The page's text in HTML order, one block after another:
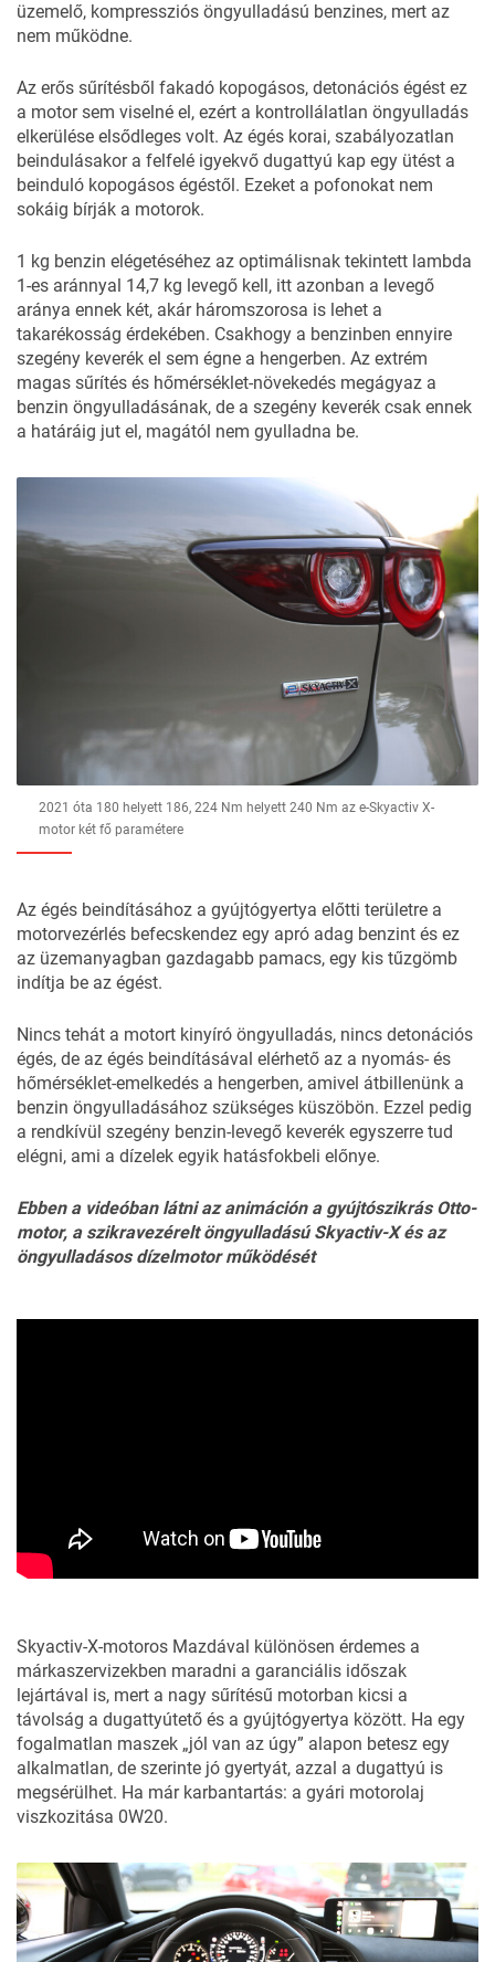
üzemelő, kompressziós öngyulladású benzines, mert az
nem működne.
Az erős sűrítésből fakadó kopogásos, detonációs égést ez
a motor sem viselné el, ezért a kontrollálatlan öngyulladás
elkerülése elsődleges volt. Az égés korai, szabályozatlan
beindulásakor a felfelé igyekvő dugattyú kap egy ütést a
beinduló kopogásos égéstől. Ezeket a pofonokat nem
sokáig bírják a motorok.
1 kg benzin elégetéséhez az optimálisnak tekintett lambda
1-es aránnyal 14,7 kg levegő kell, itt azonban a levegő
aránya ennek két, akár háromszorosa is lehet a
takarékosság érdekében. Csakhogy a benzinben ennyire
szegény keverék el sem égne a hengerben. Az extrém
magas sűrítés és hőmérséklet-növekedés megágyaz a
benzin öngyulladásának, de a szegény keverék csak ennek
a határáig jut el, magától nem gyulladna be.
2021 óta 180 helyett 186, 224 Nm helyett 240 Nm az e-Skyactiv X-
motor két fő paramétere
Az égés beindításához a gyújtógyertya előtti területre a
motorvezérlés befecskendez egy apró adag benzint és ez
az üzemanyagban gazdagabb pamacs, egy kis tűzgömb
indítja be az égést.
Nincs tehát a motort kinyíró öngyulladás, nincs detonációs
égés, de az égés beindításával elérhető az a nyomás- és
hőmérséklet-emelkedés a hengerben, amivel átbillenünk a
benzin öngyulladásához szükséges küszöbön. Ezzel pedig
a rendkívül szegény benzin-levegő keverék egyszerre tud
elégni, ami a dízelek egyik hatásfokbeli előnye.
Ebben a videóban látni az animáción a gyújtószikrás Otto-
motor, a szikravezérelt öngyulladású Skyactiv-X és az
öngyulladásos dízelmotor működését
Skyactiv-X-motoros Mazdával különösen érdemes a
márkaszervizekben maradni a garanciális időszak
lejártával is, mert a nagy sűrítésű motorban kicsi a
távolság a dugattyútető és a gyújtógyertya között. Ha egy
fogalmatlan maszek „jól van az úgy” alapon betesz egy
alkalmatlan, de szerinte jó gyertyát, azzal a dugattyú is
megsérülhet. Ha már karbantartás: a gyári motorolaj
viszkozitása 0W20.